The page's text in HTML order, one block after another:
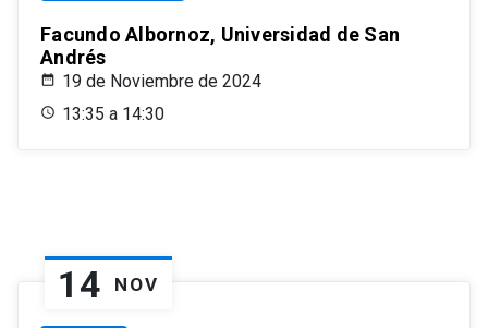
Facundo Albornoz, Universidad de San
Andrés
19 de Noviembre de 2024
13:35 a 14:30
14 NOV